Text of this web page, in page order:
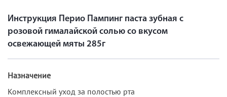
Инструкция Перио Пампинг паста зубная с
розовой гималайской солью со вкусом
освежающей мяты 285г
Назначение
Комплексный уход за полостью рта